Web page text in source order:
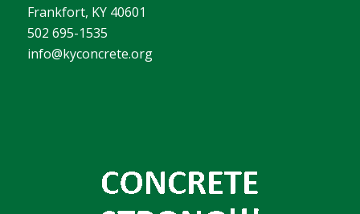
Frankfort, KY 40601
502 695-1535
info@kyconcrete.org